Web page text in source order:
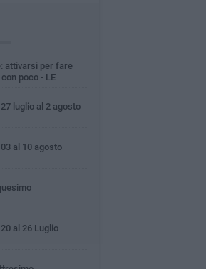
attivarsi per fare
poco - LE
luglio al 2 agosto
al 10 agosto
al 26 Luglio